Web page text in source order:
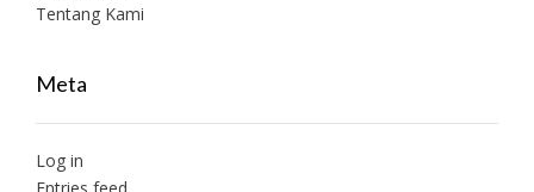
Tentang Kami
Meta
Log in